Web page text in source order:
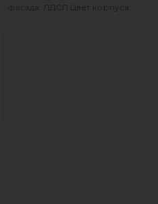
фасада: ЛДСП Цвет корпуса: